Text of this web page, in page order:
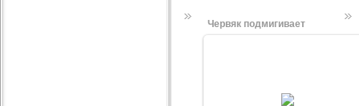
Червяк подмигивает
:)